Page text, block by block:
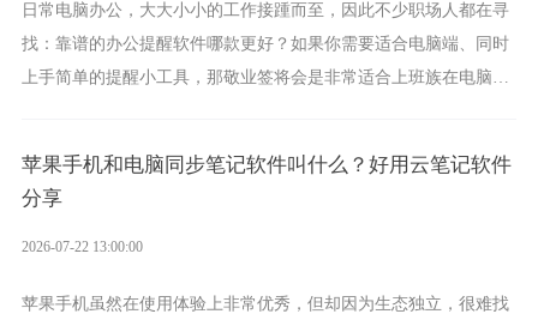
日常电脑办公，大大小小的工作接踵而至，因此不少职场人都在寻
找：靠谱的办公提醒软件哪款更好？如果你需要适合电脑端、同时
上手简单的提醒小工具，那敬业签将会是非常适合上班族在电脑上
苹果手机和电脑同步笔记软件叫什么？好用云笔记软件
分享
2026-07-22 13:00:00
苹果手机虽然在使用体验上非常优秀，但却因为生态独立，很难找